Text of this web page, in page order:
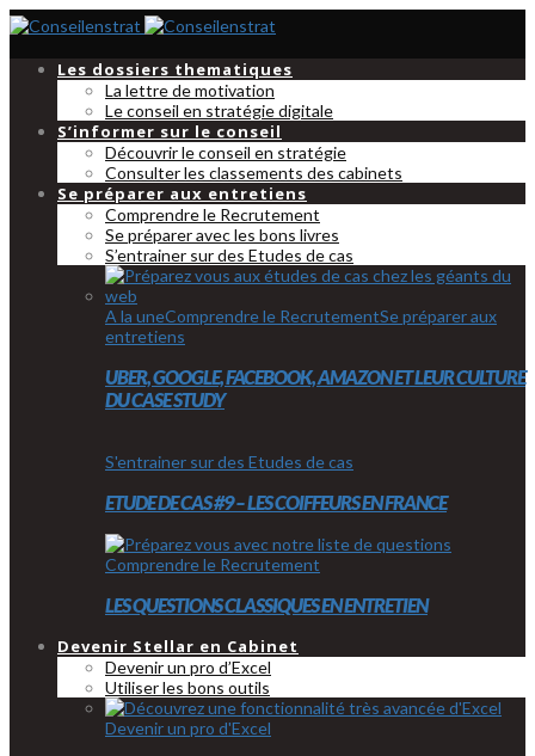
Les dossiers thematiques
La lettre de motivation
Le conseil en stratégie digitale
S’informer sur le conseil
Découvrir le conseil en stratégie
Consulter les classements des cabinets
Se préparer aux entretiens
Comprendre le Recrutement
Se préparer avec les bons livres
S’entrainer sur des Etudes de cas
A la uneComprendre le RecrutementSe préparer aux
entretiens
UBER, GOOGLE, FACEBOOK, AMAZON ET LEUR CULTURE
DU CASE STUDY
S'entrainer sur des Etudes de cas
ETUDE DE CAS #9 – LES COIFFEURS EN FRANCE
Comprendre le Recrutement
LES QUESTIONS CLASSIQUES EN ENTRETIEN
Devenir Stellar en Cabinet
Devenir un pro d’Excel
Utiliser les bons outils
Devenir un pro d'Excel